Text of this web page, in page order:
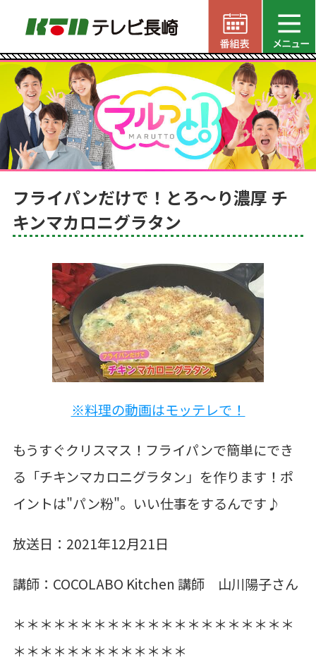
フライパンだけで！とろ～り濃厚 チ
キンマカロニグラタン
※料理の動画はモッテレで！
もうすぐクリスマス！フライパンで簡単にでき
る「チキンマカロニグラタン」を作ります！ポ
イントは"パン粉"。いい仕事をするんです♪
放送日：2021年12月21日
講師： COCOLABO Kitchen 講師 山川陽子さん
＊＊＊＊＊＊＊＊＊＊＊＊＊＊＊＊＊＊＊＊＊
＊＊＊＊＊＊＊＊＊＊＊＊＊